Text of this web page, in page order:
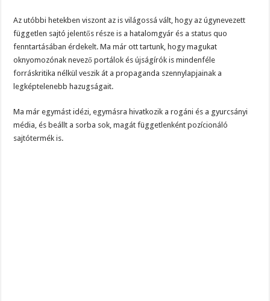
Az utóbbi hetekben viszont az is világossá vált, hogy az úgynevezett
független sajtó jelentős része is a hatalomgyár és a status quo
fenntartásában érdekelt. Ma már ott tartunk, hogy magukat
oknyomozónak nevező portálok és újságírók is mindenféle
forráskritika nélkül veszik át a propaganda szennylapjainak a
legképtelenebb hazugságait.
Ma már egymást idézi, egymásra hivatkozik a rogáni és a gyurcsányi
média, és beállt a sorba sok, magát függetlenként pozícionáló
sajtótermék is.